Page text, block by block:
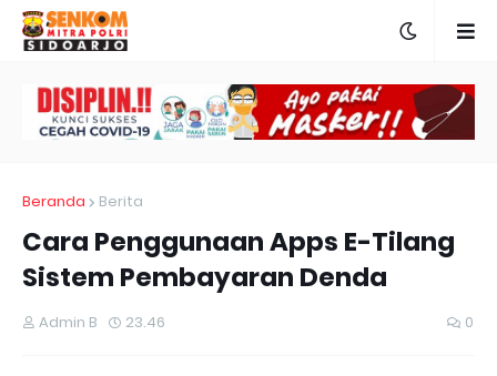
Beranda Berita
Cara Penggunaan Apps E-Tilang
Sistem Pembayaran Denda
Admin B 23.46 0